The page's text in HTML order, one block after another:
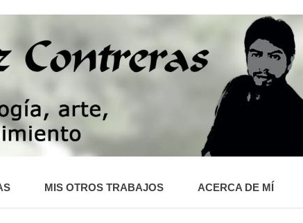
MIS OTROS TRABAJOS ACERCA DE MÍ